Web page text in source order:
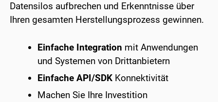
Datensilos aufbrechen und Erkenntnisse über
Ihren gesamten Herstellungsprozess gewinnen.
Einfache Integration mit Anwendungen
und Systemen von Drittanbietern
Einfache API/SDK Konnektivität
Machen Sie Ihre Investition